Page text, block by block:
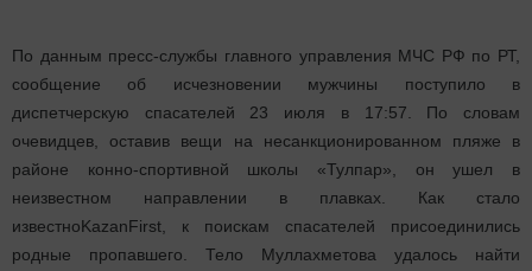
По данным пресс-службы главного управления МЧС РФ по РТ,
сообщение об исчезновении мужчины поступило в
диспетчерскую спасателей 23 июля в 17:57. По словам
очевидцев, оставив вещи на несанкционированном пляже в
районе конно-спортивной школы «Тулпар», он ушел в
неизвестном направлении в плавках. Как стало
известноKazanFirst, к поискам спасателей присоединились
родные пропавшего. Тело Муллахметова удалось найти